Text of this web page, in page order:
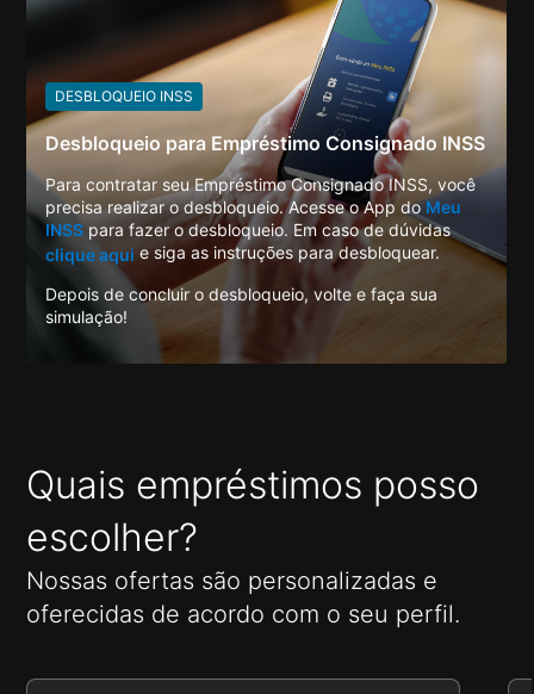
DESBLOQUEIO INSS
Desbloqueio para Empréstimo Consignado INSS
Para contratar seu Empréstimo Consignado INSS, você
precisa realizar o desbloqueio. Acesse o App do Meu
INSS para fazer o desbloqueio. Em caso de dúvidas
clique aqui e siga as instruções para desbloquear.
Depois de concluir o desbloqueio, volte e faça sua
simulação!
NOVIDADE
Empréstimo Consignado do Trabalhador:
crédito com menos juros
Conheça o produto lançado com condições especiais de
contratação (sujeito a análise).
Quais empréstimos posso
escolher?
Nossas ofertas são personalizadas e
oferecidas de acordo com o seu perfil.